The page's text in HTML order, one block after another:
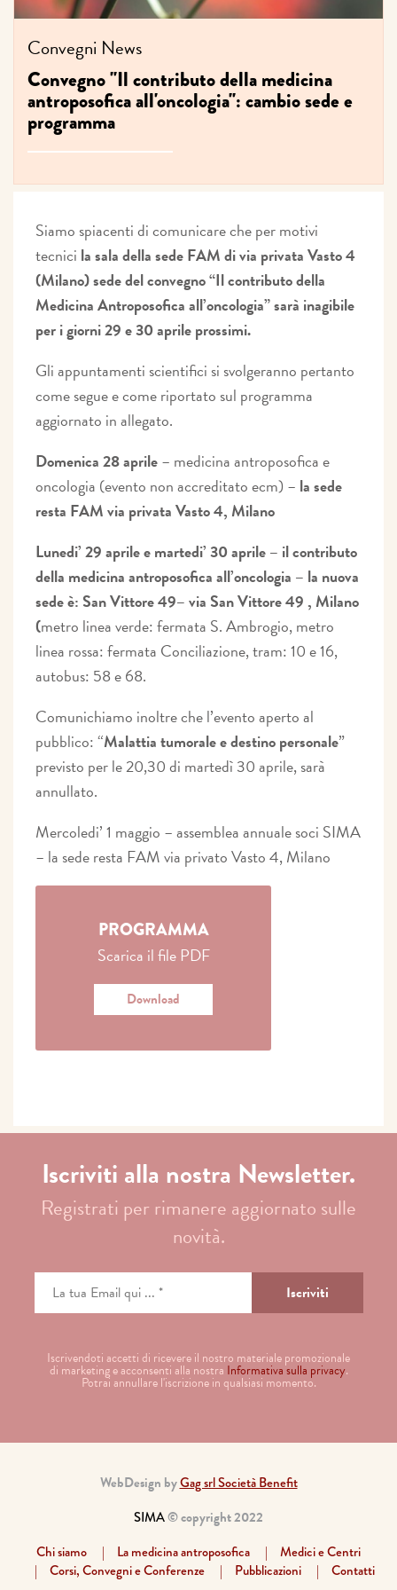
Convegni News
Convegno "Il contributo della medicina
antroposofica all'oncologia": cambio sede e
programma
Siamo spiacenti di comunicare che per motivi
tecnici la sala della sede FAM di via privata Vasto 4
(Milano) sede del convegno “Il contributo della
Medicina Antroposofica all’oncologia” sarà inagibile
per i giorni 29 e 30 aprile prossimi.
Gli appuntamenti scientifici si svolgeranno pertanto
come segue e come riportato sul programma
aggiornato in allegato.
Domenica 28 aprile– medicina antroposofica e
oncologia (evento non accreditato ecm) – la sede
resta FAM via privata Vasto 4, Milano
Lunedi’ 29 aprile e martedi’ 30 aprile – il contributo
della medicina antroposofica all’oncologia – la nuova
sede è: San Vittore 49– via San Vittore 49 , Milano
(metro linea verde: fermata S. Ambrogio, metro
linea rossa: fermata Conciliazione, tram: 10 e 16,
autobus: 58 e 68.
Comunichiamo inoltre che l’evento aperto al
pubblico: “Malattia tumorale e destino personale”
previsto per le 20,30 di martedì 30 aprile, sarà
annullato.
Mercoledi’ 1 maggio – assemblea annuale soci SIMA
– la sede resta FAM via privato Vasto 4, Milano
PROGRAMMA
Scarica il file PDF
Download
Iscriviti alla nostra Newsletter.
Registrati per rimanere aggiornato sulle
novità.
Iscrivendoti accetti di ricevere il nostro materiale promozionale
di marketing e acconsenti alla nostra Informativa sulla privacy.
Potrai annullare l'iscrizione in qualsiasi momento.
WebDesign byGag srl Società Benefit
SIMA© copyright 2022
Chi siamo
La medicina antroposofica
Medici e Centri
Corsi, Convegni e Conferenze
Pubblicazioni Contatti